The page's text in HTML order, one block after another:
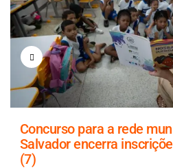
Concurso para a rede
Salvador encerra
(7)